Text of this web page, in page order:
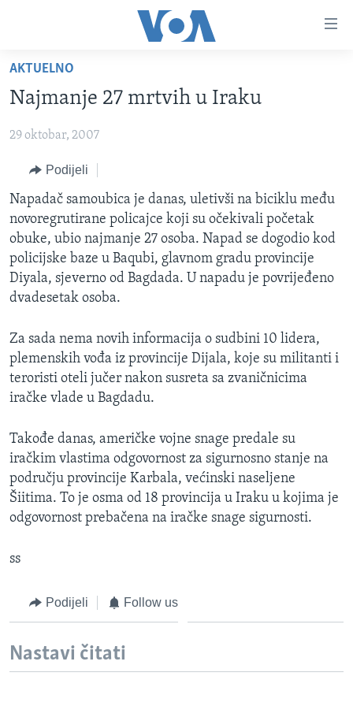
glavni
sadržaj
na
navigaciju
Idi
na
pretragu
VIDEO
FOTOGRAFIJE DANA
VIJESTI
SJEDINJENE AMERIČKE DRŽAVE
BOSNA I HERCEGOVINA
SVIJET
NAUKA I TEHNOLOGIJA
SPECIJALNI PROJEKTI
KORUPCIJA
SLOBODA MEDIJA
IZBJEGLIČKA STRANA
MAGAZIN
O GLASU AMERIKE
Learning English
PRATITE NAS
AKTUELNO
Najmanje 27 mrtvih u Iraku
29 oktobar, 2007
Podijeli
Napadač samoubica je danas, uletivši na biciklu među
novoregrutirane policajce koji su očekivali početak
obuke, ubio najmanje 27 osoba. Napad se dogodio kod
policijske baze u Baqubi, glavnom gradu provincije
Diyala, sjeverno od Bagdada. U napadu je povrijeđeno
dvadesetak osoba.
Za sada nema novih informacija o sudbini 10 lidera,
plemenskih vođa iz provincije Dijala, koje su militanti i
teroristi oteli jučer nakon susreta sa zvaničnicima
iračke vlade u Bagdadu.
Takođe danas, američke vojne snage predale su
iračkim vlastima odgovornost za sigurnosno stanje na
području provincije Karbala, većinski naseljene
Šiitima. To je osma od 18 provincija u Iraku u kojima je
odgovornost prebačena na iračke snage sigurnosti.
ss
Podijeli Follow us
Nastavi čitati